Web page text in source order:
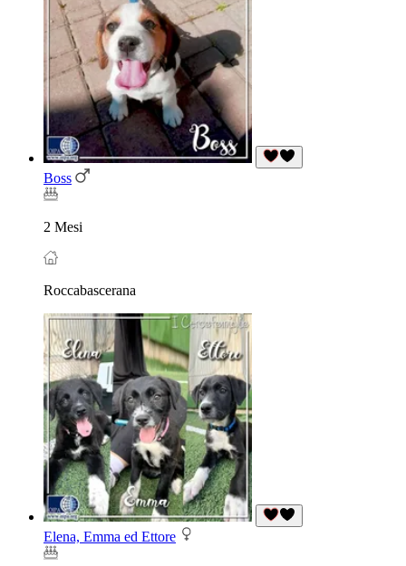
Boss
2 Mesi
Roccabascerana
Elena, Emma ed Ettore